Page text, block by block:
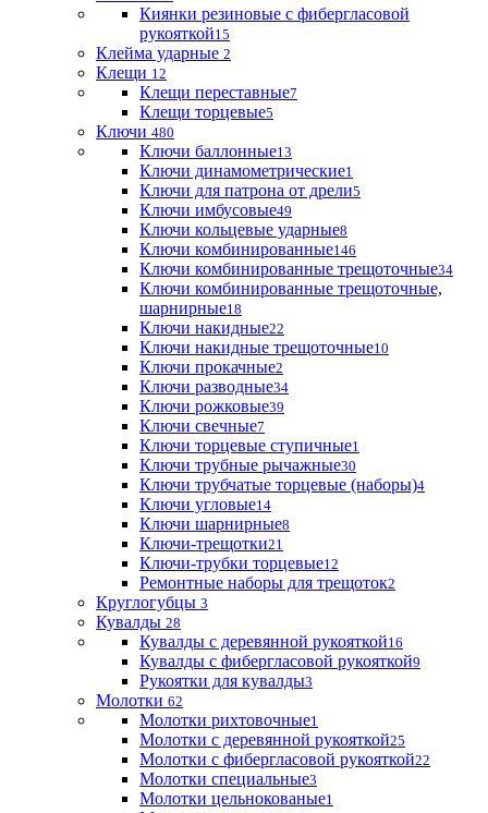
Киянки резиновые с фибергласовой
рукояткой15
Клейма ударные 2
Клещи 12
Клещи переставные7
Клещи торцевые5
Ключи 480
Ключи баллонные13
Ключи динамометрические1
Ключи для патрона от дрели5
Ключи имбусовые49
Ключи кольцевые ударные8
Ключи комбинированные146
Ключи комбинированные трещоточные34
Ключи комбинированные трещоточные,
шарнирные18
Ключи накидные22
Ключи накидные трещоточные10
Ключи прокачные2
Ключи разводные34
Ключи рожковые39
Ключи свечные7
Ключи торцевые ступичные1
Ключи трубные рычажные30
Ключи трубчатые торцевые (наборы)4
Ключи угловые14
Ключи шарнирные8
Ключи-трещотки21
Ключи-трубки торцевые12
Ремонтные наборы для трещоток2
Круглогубцы 3
Кувалды 28
Кувалды с деревянной рукояткой16
Кувалды с фибергласовой рукояткой9
Рукоятки для кувалды3
Молотки 62
Молотки рихтовочные1
Молотки с деревянной рукояткой25
Молотки с фибергласовой рукояткой22
Молотки специальные3
Молотки цельнокованые1